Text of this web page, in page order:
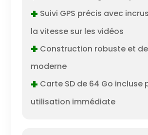
+ Suivi GPS précis avec
la vitesse sur les vidéos
+ Construction robuste et
moderne
+ Carte SD de 64 Go incluse
utilisation immédiate